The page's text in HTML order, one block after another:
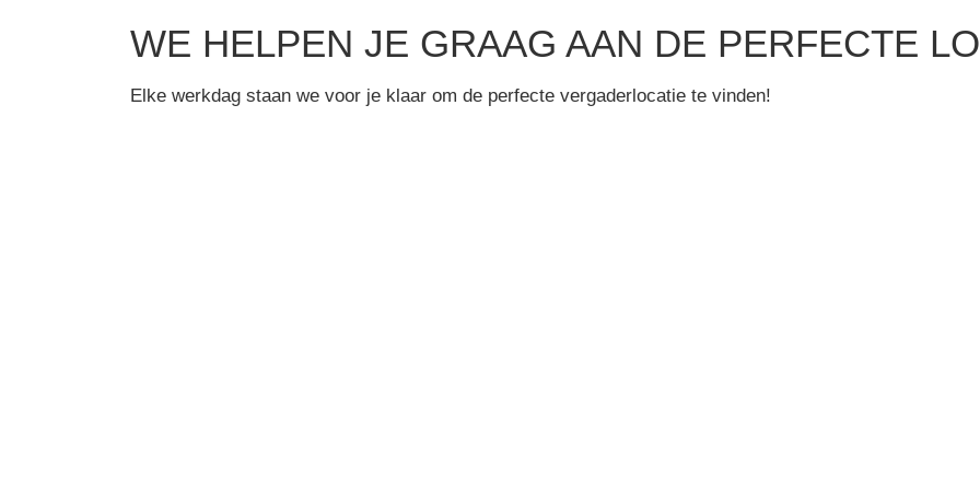
WE HELPEN JE GRAAG AAN DE PERFECTE
Elke werkdag staan we voor je klaar om de perfecte vergaderlocatie te vinden!